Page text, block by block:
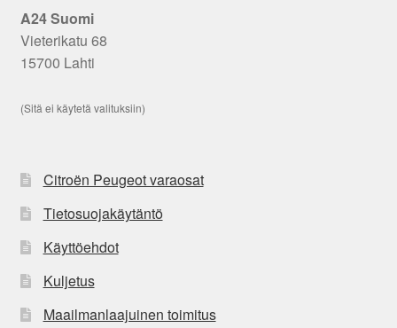
A24 Suomi
Vieterikatu 68
15700 Lahti
(Sitä ei käytetä valituksiin)
Citroën Peugeot varaosat
Tietosuojakäytäntö
Käyttöehdot
Kuljetus
Maailmanlaajuinen toimitus